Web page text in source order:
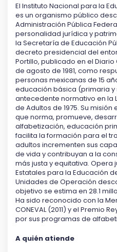
El Instituto Nacional para la
es un organismo público
Administración Pública
personalidad jurídica y
la Secretaría de Educación
decreto presidencial del
Portillo, publicado en el Diario
de agosto de 1981, como
personas mexicanas de 15
educación básica (primaria y
antecedente normativo en la
de Adultos de 1975. Su
que norma, promueve,
alfabetización, educación
facilita la formación para el
adultos incrementen sus
de vida y contribuyan a la
más justa y equitativa. Opera
Estatales para la Educación
Unidades de Operación
objetivo se estima en 28.1
Ha sido reconocido con la
CONEVAL (2011) y el Premio
por sus programas de
A quién atiende